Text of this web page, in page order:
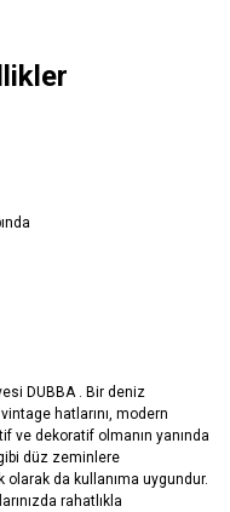
DUBBA . Bir deniz
hatlarını, modern
ve dekoratif olmanın yanında
düz zeminlere
da kullanıma uygundur.
rahatlıkla